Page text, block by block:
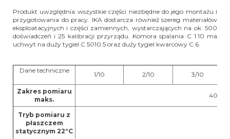
Produkt uwzględnia wszystkie części niezbędne do jego montażu i
przygotowania do pracy. IKA dostarcza również szereg materiałów
eksploatacyjnych i części zamiennych, wystarczających na ok. 500
doświadczeń i 25 kalibracji przyrządu. Komora spalania C 1.10 ma
uchwyt na duży tygiel C 5010.5 oraz duży tygiel kwarcowy C 6.
Dane techniczne
1/10 2/10 3/10
Zakres pomiaru
maks.
Tryb pomiaru z
płaszczem
statycznym 22°C